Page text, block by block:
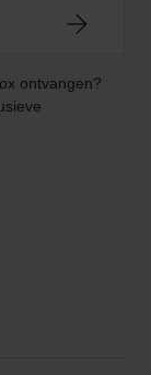
ontvangen?